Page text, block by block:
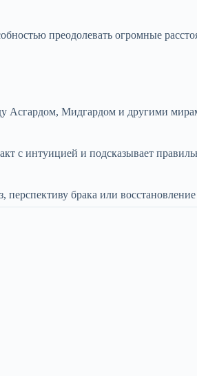
преодолевать огромные
Асгардом, Мидгардом и другими
с интуицией и подсказывает
перспективу брака или